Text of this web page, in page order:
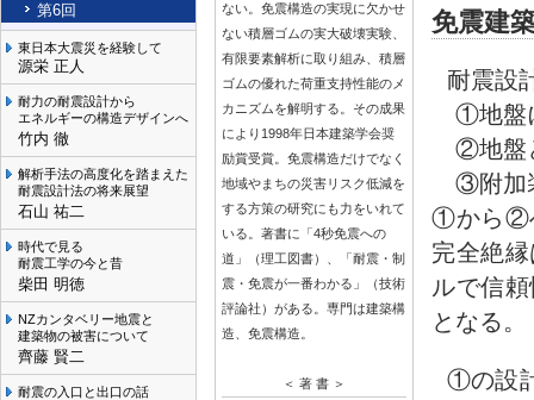
第6回
東日本大震災を経験して
源栄 正人
耐力の耐震設計から
エネルギーの構造デザインへ
竹内 徹
解析手法の高度化を踏まえた
耐震設計法の将来展望
石山 祐二
時代で見る
耐震工学の今と昔
柴田 明徳
NZカンタベリー地震と
建築物の被害について
齊藤 賢二
耐震の入口と出口の話
ない。免震構造の実現に欠かせ
ない積層ゴムの実大破壊実験、
有限要素解析に取り組み、積層
ゴムの優れた荷重支持性能のメ
カニズムを解明する。その成果
により1998年日本建築学会奨
励賞受賞。免震構造だけでなく
地域やまちの災害リスク低減を
する方策の研究にも力をいれて
いる。著書に「4秒免震への
道」（理工図書）、「耐震・制
震・免震が一番わかる」（技術
評論社）がある。専門は建築構
造、免震構造。
＜ 著 書 ＞
免震建
耐震設
①地盤
②地盤
③附加
①から②
完全絶
ルで信
となる。
①の設